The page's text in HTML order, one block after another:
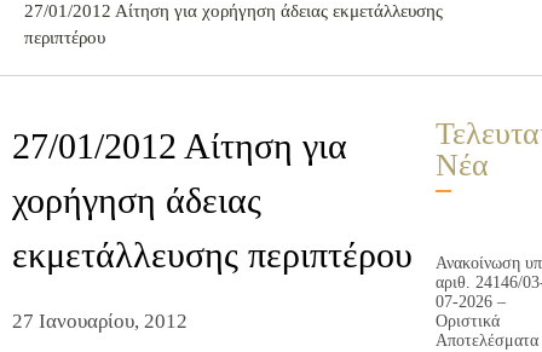
27/01/2012 Αίτηση για χορήγηση άδειας εκμετάλλευσης
περιπτέρου
27/01/2012 Αίτηση για
χορήγηση άδειας
εκμετάλλευσης περιπτέρου
27 Ιανουαρίου, 2012
Νέα
Ανακοίνωση
αριθ. 24146/
07-2026 –
Οριστικά
Αποτελέσματα